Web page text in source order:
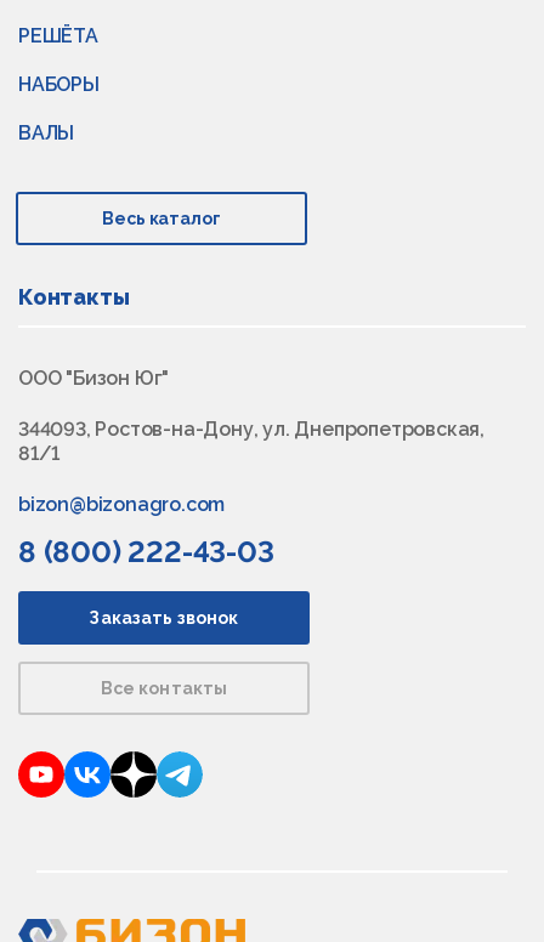
РЕШЁТА
НАБОРЫ
ВАЛЫ
Весь каталог
Контакты
ООО "Бизон Юг"
344093, Ростов-на-Дону, ул. Днепропетровская,
81/1
bizon@bizonagro.com
8 (800) 222-43-03
Заказать звонок
Все контакты
YouTubeVKontakte
DzenTelegram